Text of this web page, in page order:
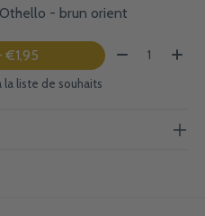
- brun orient
— €1,95 Quantité:
la liste de souhaits